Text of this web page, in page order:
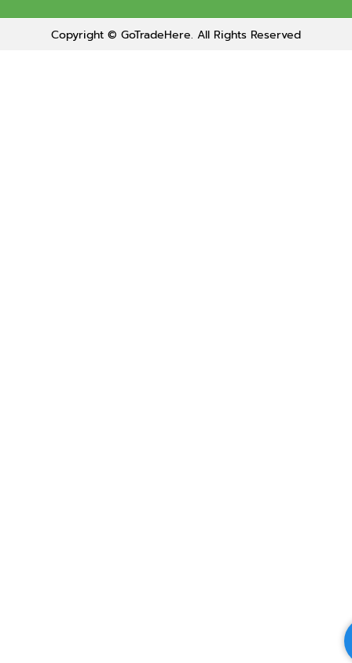
Copyright © GoTradeHere. All Rights Reserved